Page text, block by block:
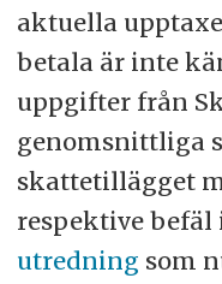
aktuella
betala är inte
uppgifter från
genomsnittliga
skattetillägget
respektive befäl
utredning som